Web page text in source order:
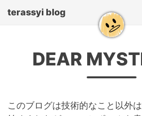
terassyi blog
DEAR
このブログは技術的なこと以外